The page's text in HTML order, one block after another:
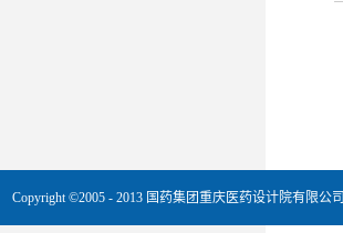
Copyright ©2005 - 2013 国药集团重庆医药设计院有限公司